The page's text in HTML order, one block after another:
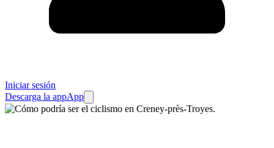
Iniciar sesión
Descarga la appApp